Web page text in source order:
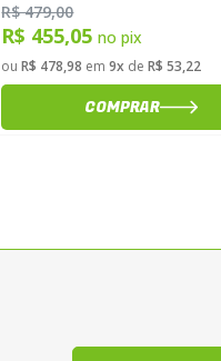
R$ 479,00
R$ 455,05no pix
ouR$ 478,98 em9x deR$ 53,22
COMPRAR